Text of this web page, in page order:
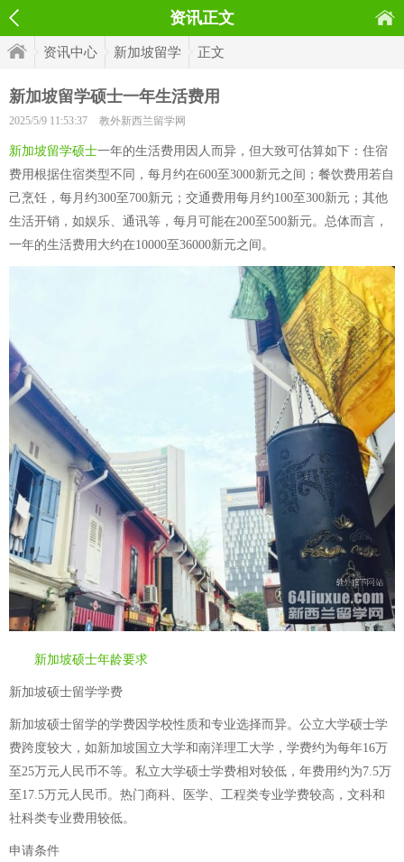
资讯正文
资讯中心 新加坡留学 正文
新加坡留学硕士一年生活费用
2025/5/9 11:53:37 教外新西兰留学网
新加坡留学硕士一年的生活费用因人而异，但大致可估算如下：住宿
费用根据住宿类型不同，每月约在600至3000新元之间；餐饮费用若自
己烹饪，每月约300至700新元；交通费用每月约100至300新元；其他
生活开销，如娱乐、通讯等，每月可能在200至500新元。总体而言，
一年的生活费用大约在10000至36000新元之间。
新加坡硕士年龄要求
新加坡硕士留学学费
新加坡硕士留学的学费因学校性质和专业选择而异。公立大学硕士学
费跨度较大，如新加坡国立大学和南洋理工大学，学费约为每年16万
至25万元人民币不等。私立大学硕士学费相对较低，年费用约为7.5万
至17.5万元人民币。热门商科、医学、工程类专业学费较高，文科和
社科类专业费用较低。
申请条件